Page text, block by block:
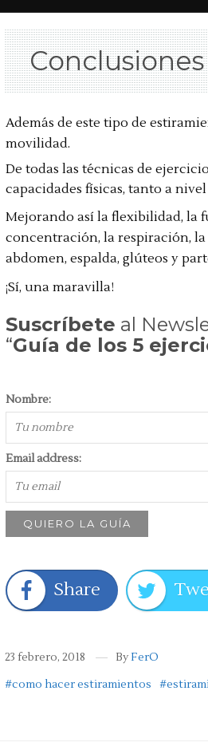
Conclusiones
Además de este tipo de
movilidad.
De todas las técnicas de
capacidades físicas, tanto a
Mejorando así la flexibilidad, la
concentración, la respiración,
abdomen, espalda, glúteos y
¡Sí, una maravilla!
Suscríbete al
“Guía de los 5
Nombre:
Email address:
Share
23 febrero, 2018 ByFerO
#como hacer estiramientos